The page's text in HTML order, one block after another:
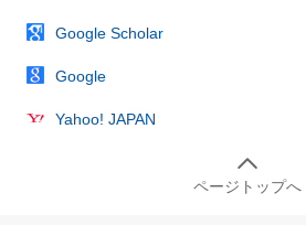
Google Scholar
Google
Yahoo! JAPAN
ページトップへ